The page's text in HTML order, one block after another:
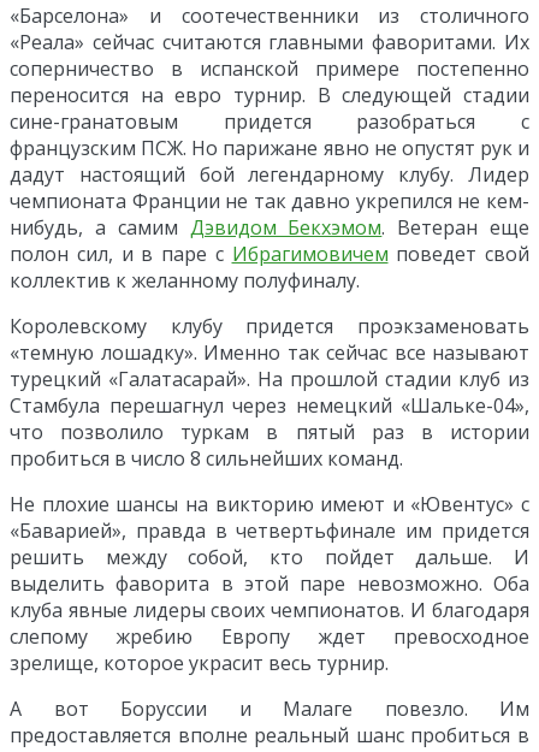
«Барселона» и соотечественники из столичного
«Реала» сейчас считаются главными фаворитами. Их
соперничество в испанской примере постепенно
переносится на евро турнир. В следующей стадии
сине-гранатовым придется разобраться с
французским ПСЖ. Но парижане явно не опустят рук и
дадут настоящий бой легендарному клубу. Лидер
чемпионата Франции не так давно укрепился не кем-
нибудь, а самим Дэвидом Бекхэмом. Ветеран еще
полон сил, и в паре с Ибрагимовичем поведет свой
коллектив к желанному полуфиналу.
Королевскому клубу придется проэкзаменовать
«темную лошадку». Именно так сейчас все называют
турецкий «Галатасарай». На прошлой стадии клуб из
Стамбула перешагнул через немецкий «Шальке-04»,
что позволило туркам в пятый раз в истории
пробиться в число 8 сильнейших команд.
Не плохие шансы на викторию имеют и «Ювентус» с
«Баварией», правда в четвертьфинале им придется
решить между собой, кто пойдет дальше. И
выделить фаворита в этой паре невозможно. Оба
клуба явные лидеры своих чемпионатов. И благодаря
слепому жребию Европу ждет превосходное
зрелище, которое украсит весь турнир.
А вот Боруссии и Малаге повезло. Им
предоставляется вполне реальный шанс пробиться в